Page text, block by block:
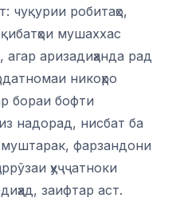
чуқурии робитаҳо,
мушаххас
аризадиҳанда рад
никоҳро
бораи бофти
надорад, нисбат ба
фарзандони
ҳуҷҷатноки
заифтар аст.